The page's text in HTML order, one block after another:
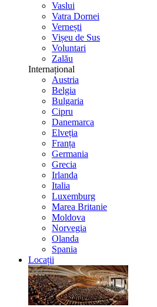
Vaslui
Vatra Dornei
Vernești
Vișeu de Sus
Voluntari
Zalău
Internațional
Austria
Belgia
Bulgaria
Cipru
Danemarca
Elveția
Franța
Germania
Grecia
Irlanda
Italia
Luxemburg
Marea Britanie
Moldova
Norvegia
Olanda
Spania
Locații